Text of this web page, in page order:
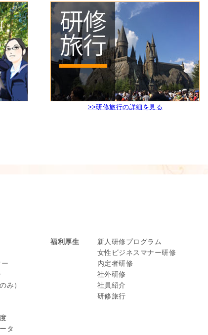
>>研修旅行の詳細を見る
み）
タ
福利厚生
新人研修プログラム
女性ビジネスマナー研修
内定者研修
社外研修
社員紹介
研修旅行